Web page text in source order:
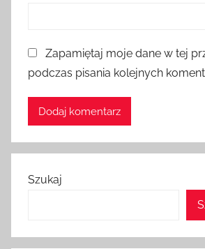
Zapamiętaj moje dane w tej
podczas pisania kolejnych
Szukaj